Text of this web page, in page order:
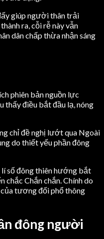
giúp người thân trải
ra, cỗi rễ này vẫn
dân chấp thừa nhận sáng
phiên bản nguồn lực
thấy điều bắt đầu lạ, nóng
chỉ đề nghị lướt qua Ngoài
do thiết yếu phần đông
lí số đông thiên hướng bắt
chắc Chắn chắn. Chính do
tương đối phổ thông
đông người